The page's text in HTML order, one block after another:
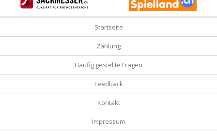
Startseite
Zahlung
Häufig gestellte Fragen
Feedback
Kontakt
Impressum